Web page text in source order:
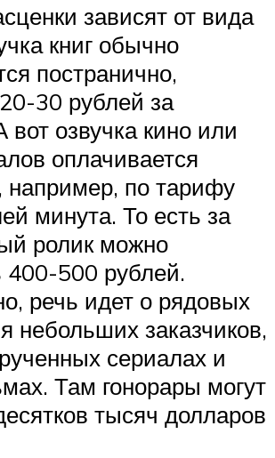
зависят от вида
книг обычно
постранично,
30 рублей за
вот озвучка кино или
оплачивается
например, по тарифу
минута. То есть за
ролик можно
400-500 рублей.
речь идет о рядовых
небольших заказчиков,
сериалах и
Там гонорары могут
тысяч долларов